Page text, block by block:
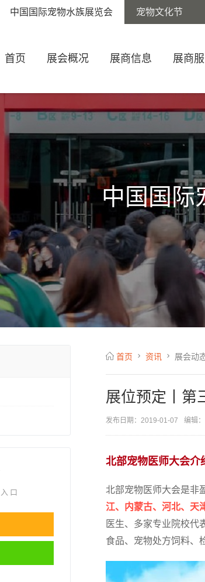
中国国际宠物水族展览会 宠物文化节
首页 展会概况 展商信息 展商
中国国际
首页 资讯 展会动
展位预定丨第
发布日期：2019-01-07 编辑
北部宠物医师大会介
北部宠物医师大会是非
江、内蒙古、河北、天
医生、多家专业院校代
食品、宠物处方饲料、
口